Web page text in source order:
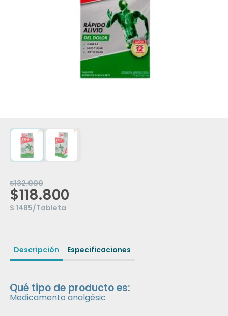
$132.000
$118.800
$ 1485/Tableta
Descripción Especificaciones
Qué tipo de producto es:
Medicamento analgésic